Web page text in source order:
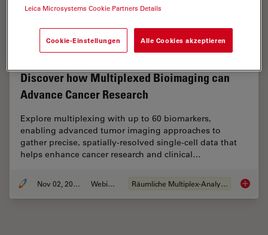
Discover how Multiplexed Bioimaging can
Advance Cancer Research
Explore multiplexing with up to 60 biomarkers,
enabling advanced tumor imaging approaches to
gather precise, spatially-resolved single-cell data that
helps enhance cancer research and clinical…
Nov 02, 2023 Webinar Räumliche Multiplex-Analyse
Leica Microsystems Cookie Partners Details
Cookie-Einstellungen Alle Cookies akzeptieren